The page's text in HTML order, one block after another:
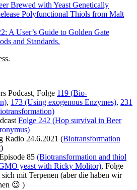
Brewed with Yeast Genetically
Polyfunctional Thiols from Malt
A User’s Guide to Golden Gate
and Standards.
Podcast, Folge 119 (Bio-
, 173 (Using exogenous Enzymes), 231
Folge 242 (Hop survival in Beer
Radio 24.6.2021 (Biotransformation
)
85 (Biotransformation and thiol
yeast with Ricky Molitor), Folge
mit Terpenen (aber die haben wir
😉 )